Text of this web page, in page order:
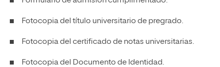
Fotocopia del título universitario de pregrado.
Fotocopia del certificado de notas universitarias.
Fotocopia del Documento de Identidad.